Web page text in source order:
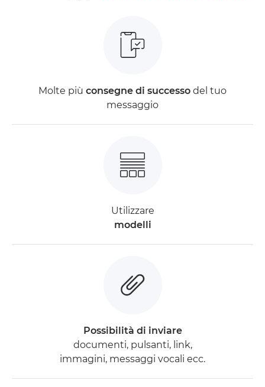
Molte più consegne di successo del tuo
messaggio
Utilizzare
modelli
Possibilità di inviare
documenti, pulsanti, link,
immagini, messaggi vocali ecc.